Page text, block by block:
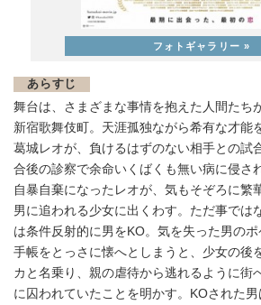
あらすじ
舞台は、さまざまな事情を抱えた人間たち
新宿歌舞伎町。天涯孤独ながら希有な才能
葛城レオが、負けるはずのない相手との試
合後の診察で余命いくばくも無い病に侵さ
自暴自棄になったレオが、気もそぞろに繁
男に追われる少女に出くわす。ただ事では
は条件反射的に男をKO。気を失った男の
手帳をとっさに懐へとしまうと、少女の後
カと名乗り、親の虐待から逃れるように街
に囚われていたことを明かす。KOされた